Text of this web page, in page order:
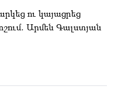
ու կայացրեց
Արմեն Գալստյան